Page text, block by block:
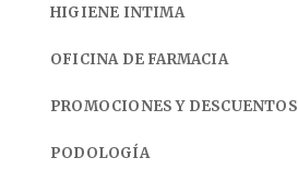
HIGIENE INTIMA
OFICINA DE FARMACIA
PROMOCIONES Y DESCUENTOS
PODOLOGÍA